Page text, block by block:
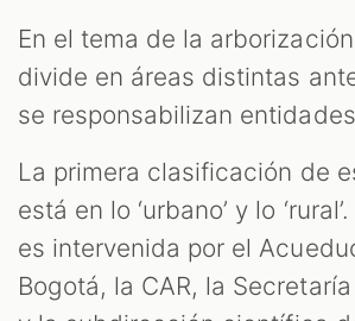
En el tema de la
divide en áreas distintas
se responsabilizan
La primera clasificación de
está en lo ‘urbano’ y lo
es intervenida por el
Bogotá, la CAR, la